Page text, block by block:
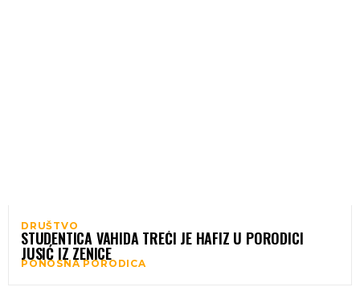
DRUŠTVO
STUDENTICA VAHIDA TREĆI JE HAFIZ U PORODICI
JUSIĆ IZ ZENICE
PONOSNA PORODICA